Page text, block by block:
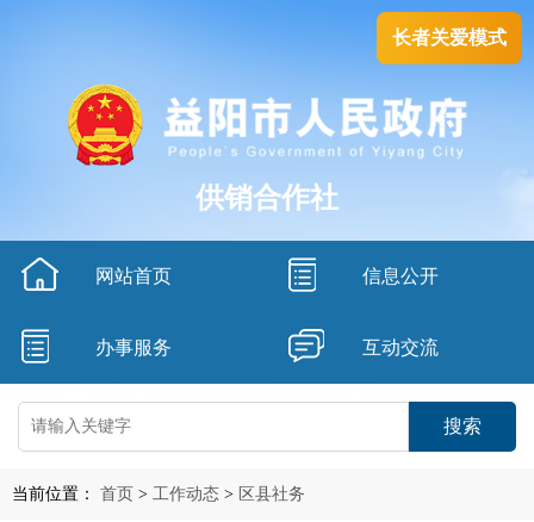
供销合作社
长者关爱模式
网站首页 信息公开
办事服务 互动交流
搜索
当前位置： 首页 > 工作动态 > 区县社务